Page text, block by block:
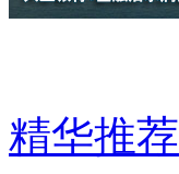
精华推荐